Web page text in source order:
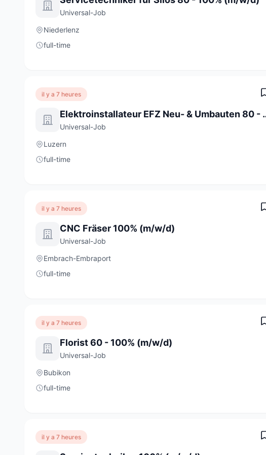
Universal-Job
Niederlenz
full-time
il y a 7 heures
Universal-Job
Luzern
full-time
il y a 7 heures
CNC Fräser 100% (m/w/d)
Universal-Job
Embrach-Embraport
full-time
il y a 7 heures
Florist 60 - 100% (m/w/d)
Universal-Job
Bubikon
full-time
il y a 7 heures